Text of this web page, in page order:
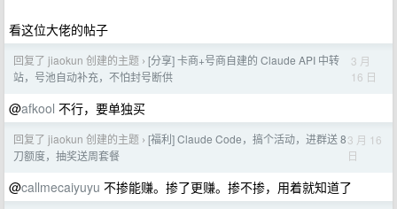
看这位大佬的帖子
回复了 jiaokun 创建的主题 › [分享] 卡商+号商自建的 Claude API 中转
站，号池自动补充，不怕封号断供
3 月
16 日
@afkool 不行，要单独买
回复了 jiaokun 创建的主题 › [福利] Claude Code，搞个活动，进群送 8
刀额度，抽奖送周套餐
3 月 16
日
@callmecaiyuyu 不掺能赚。掺了更赚。掺不掺，用着就知道了